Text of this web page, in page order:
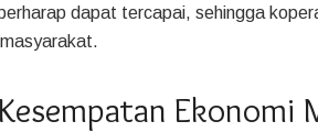
dapat tercapai, sehingga
Ekonomi